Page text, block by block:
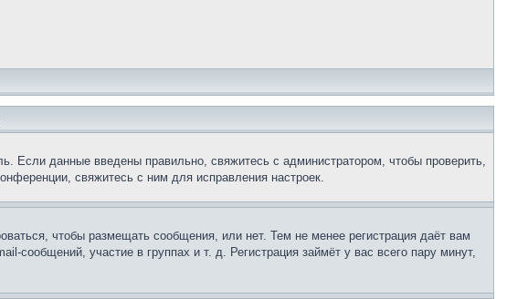
Если данные введены правильно, свяжитесь с администратором, чтобы проверить,
свяжитесь с ним для исправления настроек.
чтобы размещать сообщения, или нет. Тем не менее регистрация даёт вам
участие в группах и т. д. Регистрация займёт у вас всего пару минут,